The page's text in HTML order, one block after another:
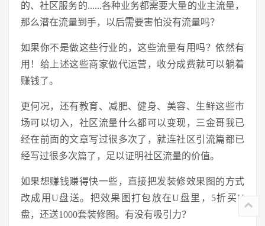
的、社区服务的......各种业务都需要大量的业主流量，
那么潜在流量到手，以后需要害怕没有流量吗？
如果你不是做这些行业的，这些流量有用吗？依然有
用！给上述这些商家做代运营，收分成费就可以躺着
赚钱了。
更何况，还有教育、减肥、健身、美容、生鲜这些市
场可以切入，社区流量什么都可以变现，三金哥我已
经在前面的文章写过很多次了，就连社区引流篇都已
经写过很多次篇了，足以证明社区流量的价值。
如果想赚钱赚得快一些，直接把发装修效果图的方式
改成用U盘送。把效果图打包放在U盘里，5折买U
盘，还送1000套装修图。有没有吸引力？